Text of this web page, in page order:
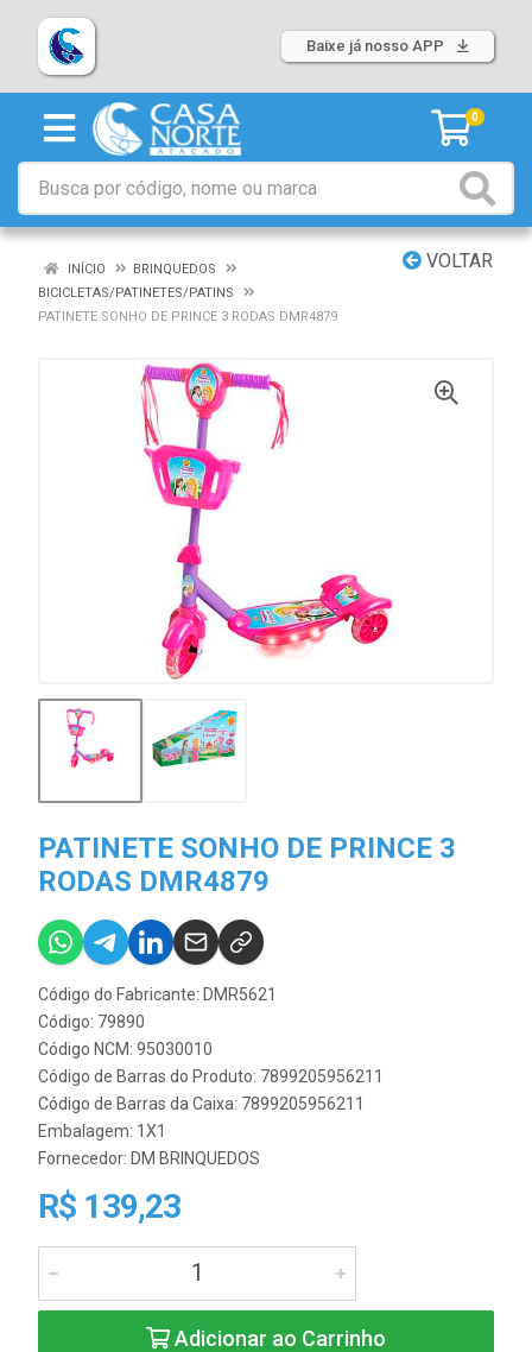
Baixe já nosso APP
0
VOLTAR
INÍCIO
BRINQUEDOS
BICICLETAS/PATINETES/PATINS
PATINETE SONHO DE PRINCE 3 RODAS DMR4879
PATINETE SONHO DE PRINCE 3
RODAS DMR4879
Código do Fabricante: DMR5621
Código: 79890
Código NCM: 95030010
Código de Barras do Produto: 7899205956211
Código de Barras da Caixa: 7899205956211
Embalagem: 1X1
Fornecedor: DM BRINQUEDOS
R$ 139,23
Adicionar ao Carrinho